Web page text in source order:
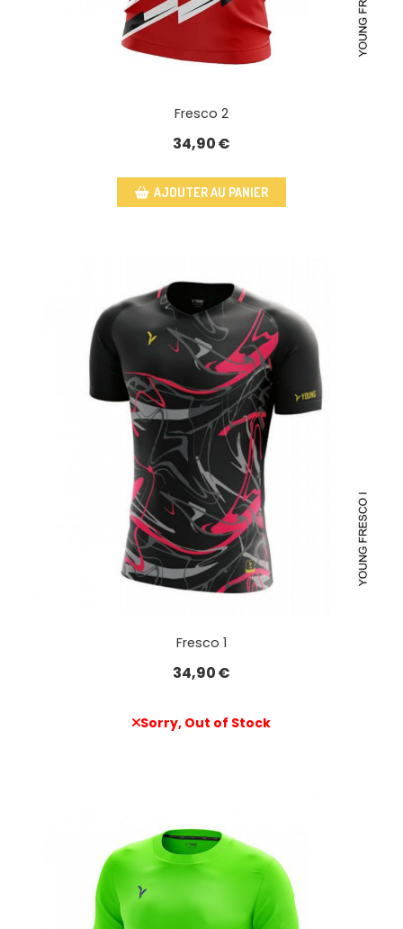
Fresco 2
34,90€
AJOUTER AU PANIER
Fresco 1
34,90€
Sorry, Out of Stock